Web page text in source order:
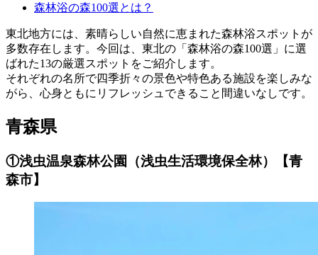
森林浴の森100選とは？
東北地方には、素晴らしい自然に恵まれた森林浴スポットが
多数存在します。今回は、東北の「森林浴の森100選」に選
ばれた13の厳選スポットをご紹介します。
それぞれの名所で四季折々の景色や特色ある施設を楽しみな
がら、心身ともにリフレッシュできること間違いなしです。
青森県
①浅虫温泉森林公園（浅虫生活環境保全林）【青
森市】